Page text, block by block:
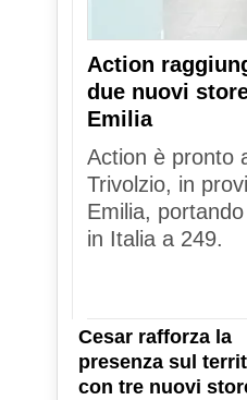
Action
due nuovi
Emilia
Action è pronto
Trivolzio, in
Emilia,
in Italia a 249.
Cesar rafforza la
presenza sul
con tre nuovi